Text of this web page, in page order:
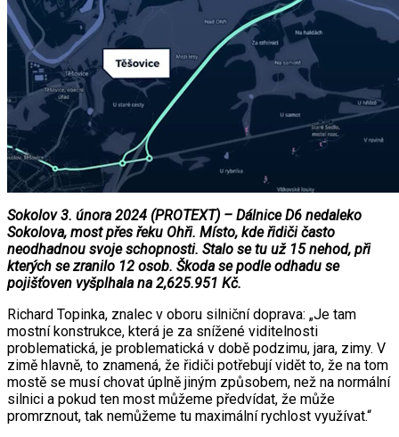
Sokolov 3. února 2024 (PROTEXT) – Dálnice D6 nedaleko
Sokolova, most přes řeku Ohři. Místo, kde řidiči často
neodhadnou svoje schopnosti. Stalo se tu už 15 nehod, při
kterých se zranilo 12 osob. Škoda se podle odhadu se
pojišťoven vyšplhala na 2,625.951 Kč.
Richard Topinka, znalec v oboru silniční doprava: „Je tam
mostní konstrukce, která je za snížené viditelnosti
problematická, je problematická v době podzimu, jara, zimy. V
zimě hlavně, to znamená, že řidiči potřebují vidět to, že na tom
mostě se musí chovat úplně jiným způsobem, než na normální
silnici a pokud ten most můžeme předvídat, že může
promrznout, tak nemůžeme tu maximální rychlost využívat.“